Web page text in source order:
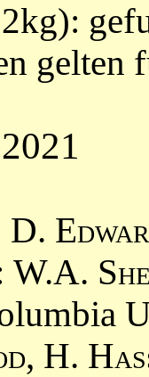
gelten
D.
W.A.
H.